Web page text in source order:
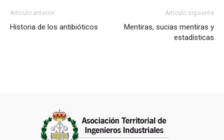
Artículo anterior
Historia de los antibióticos
Artículo siguiente
Mentiras, sucias mentiras y
estadísticas